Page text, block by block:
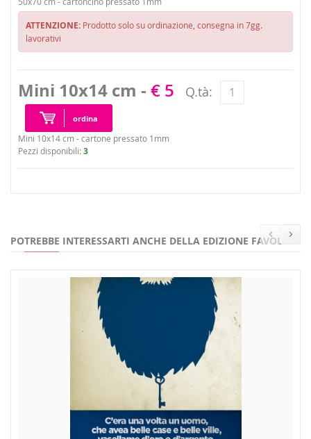
ATTENZIONE: Prodotto solo su ordinazione, consegna in 7gg.
lavorativi
Mini 10x14 cm - € 5 Q.tà:
ordina
Mini 10x14 cm - cartone pressato 1mm
Pezzi disponibili: 3
POTREBBE INTERESSARTI ANCHE DELLA EDIZIONE FAVOLE